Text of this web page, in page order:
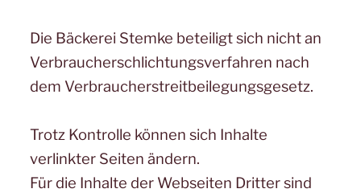
Die Bäckerei Stemke beteiligt sich nicht an
Verbraucherschlichtungsverfahren nach
dem Verbraucherstreitbeilegungsgesetz.
Trotz Kontrolle können sich Inhalte
verlinkter Seiten ändern.
Für die Inhalte der Webseiten Dritter sind